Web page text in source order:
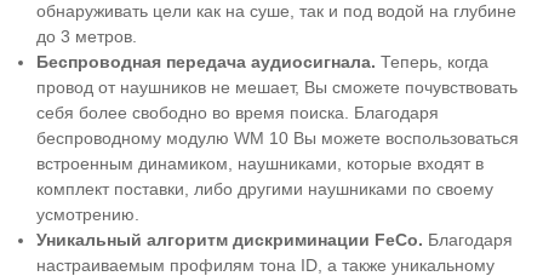
обнаруживать цели как на суше, так и под водой на глубине
до 3 метров.
Беспроводная передача аудиосигнала. Теперь, когда
провод от наушников не мешает, Вы сможете почувствовать
себя более свободно во время поиска. Благодаря
беспроводному модулю WM 10 Вы можете воспользоваться
встроенным динамиком, наушниками, которые входят в
комплект поставки, либо другими наушниками по своему
усмотрению.
Уникальный алгоритм дискриминации FeCo. Благодаря
настраиваемым профилям тона ID, а также уникальному